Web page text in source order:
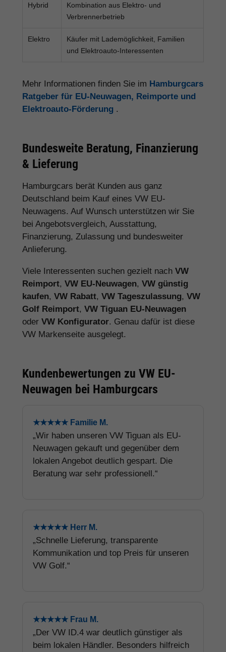
Hybrid
Kombination aus Elektro- und
Verbrennerbetrieb
Elektro
Käufer mit Lademöglichkeit, Familien
und Elektroauto-Interessenten
Mehr Informationen finden Sie im Hamburgcars
Ratgeber für EU-Neuwagen, Reimporte und
Elektroauto-Förderung .
Bundesweite Beratung, Finanzierung
& Lieferung
Hamburgcars berät Kunden aus ganz
Deutschland beim Kauf eines VW EU-
Neuwagens. Auf Wunsch unterstützen wir Sie
bei Angebotsvergleich, Ausstattung,
Finanzierung, Zulassung und bundesweiter
Anlieferung.
Viele Interessenten suchen gezielt nach VW
Reimport, VW EU-Neuwagen, VW günstig
kaufen, VW Rabatt, VW Tageszulassung, VW
Golf Reimport, VW Tiguan EU-Neuwagen
oder VW Konfigurator. Genau dafür ist diese
VW Markenseite ausgelegt.
Kundenbewertungen zu VW EU-
Neuwagen bei Hamburgcars
★★★★★ Familie M.
„Wir haben unseren VW Tiguan als EU-
Neuwagen gekauft und gegenüber dem
lokalen Angebot deutlich gespart. Die
Beratung war sehr professionell.“
★★★★★ Herr M.
„Schnelle Lieferung, transparente
Kommunikation und top Preis für unseren
VW Golf.“
★★★★★ Frau M.
„Der VW ID.4 war deutlich günstiger als
beim lokalen Händler. Besonders hilfreich